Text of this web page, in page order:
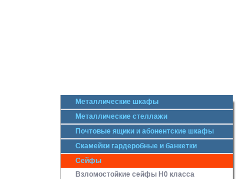
Металлические шкафы
Металлические стеллажи
Почтовые ящики и абонентские шкафы
Скамейки гардеробные и банкетки
Сейфы
Взломостойкие сейфы H0 класса